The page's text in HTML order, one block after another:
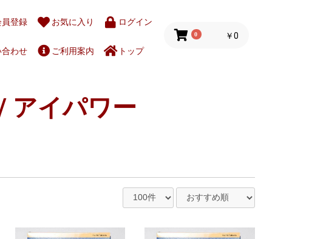
員登録 お気に入り ログイン
合わせ ご利用案内 トップ
0 ￥0
アイパワー